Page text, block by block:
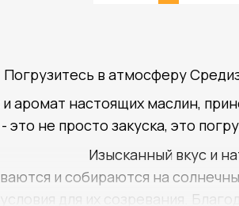
Погрузитесь в атмосферу
и аромат настоящих маслин,
не просто закуска, это
Изысканный вкус и
и собираются на
для их созревания.